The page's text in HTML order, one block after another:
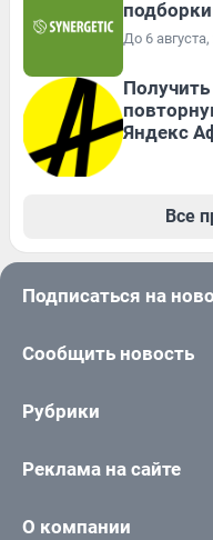
подборки
До 6
Яндекс
Все
Подписаться на
Сообщить новость
Рубрики
Реклама на сайте
О компании